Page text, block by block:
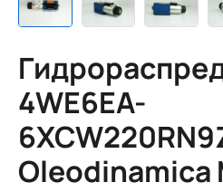
4WE6EA-
Oleodinamica